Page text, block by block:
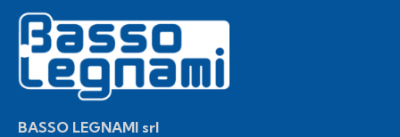
BASSO LEGNAMI srl